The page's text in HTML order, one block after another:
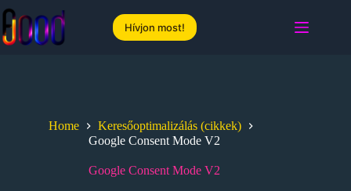
Skip
content
Hívjon most!
Home
Keresőoptimalizálás (cikkek)
Google Consent Mode V2
Google Consent Mode V2